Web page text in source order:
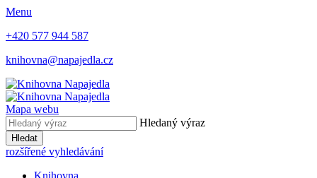
Menu
+420 577 944 587
knihovna@napajedla.cz
Mapa webu
Hledaný výraz
Hledat
rozšířené vyhledávání
Knihovna